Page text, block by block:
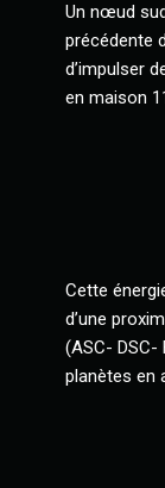
Un nœud
précédente
d’impulser
en maison
Cette
d’une
(ASC- DSC-
planètes en